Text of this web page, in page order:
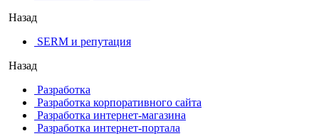
Назад
SERM и репутация
Назад
Разработка
Разработка корпоративного сайта
Разработка интернет-магазина
Разработка интернет-портала